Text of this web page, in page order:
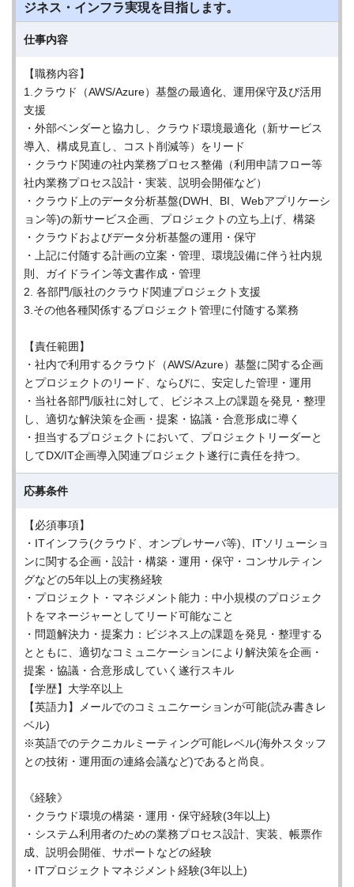
ジネス・インフラ実現を目指します。
仕事内容
【職務内容】
1.クラウド（AWS/Azure）基盤の最適化、運用保守及び活用
支援
・外部ベンダーと協力し、クラウド環境最適化（新サービス
導入、構成見直し、コスト削減等）をリード
・クラウド関連の社内業務プロセス整備（利用申請フロー等
社内業務プロセス設計・実装、説明会開催など）
・クラウド上のデータ分析基盤(DWH、BI、Webアプリケーシ
ョン等)の新サービス企画、プロジェクトの立ち上げ、構築
・クラウドおよびデータ分析基盤の運用・保守
・上記に付随する計画の立案・管理、環境設備に伴う社内規
則、ガイドライン等文書作成・管理
2. 各部門/販社のクラウド関連プロジェクト支援
3.その他各種関係するプロジェクト管理に付随する業務
【責任範囲】
・社内で利用するクラウド（AWS/Azure）基盤に関する企画
とプロジェクトのリード、ならびに、安定した管理・運用
・当社各部門/販社に対して、ビジネス上の課題を発見・整理
し、適切な解決策を企画・提案・協議・合意形成に導く
・担当するプロジェクトにおいて、プロジェクトリーダーと
してDX/IT企画導入関連プロジェクト遂行に責任を持つ。
応募条件
【必須事項】
・ITインフラ(クラウド、オンプレサーバ等)、ITソリューショ
ンに関する企画・設計・構築・運用・保守・コンサルティン
グなどの5年以上の実務経験
・プロジェクト・マネジメント能力：中小規模のプロジェク
トをマネージャーとしてリード可能なこと
・問題解決力・提案力：ビジネス上の課題を発見・整理する
とともに、適切なコミュニケーションにより解決策を企画・
提案・協議・合意形成していく遂行スキル
【学歴】大学卒以上
【英語力】メールでのコミュニケーションが可能(読み書きレ
ベル)
※英語でのテクニカルミーティング可能レベル(海外スタッフ
との技術・運用面の連絡会議など)であると尚良。
《経験》
・クラウド環境の構築・運用・保守経験(3年以上)
・システム利用者のための業務プロセス設計、実装、帳票作
成、説明会開催、サポートなどの経験
・ITプロジェクトマネジメント経験(3年以上)